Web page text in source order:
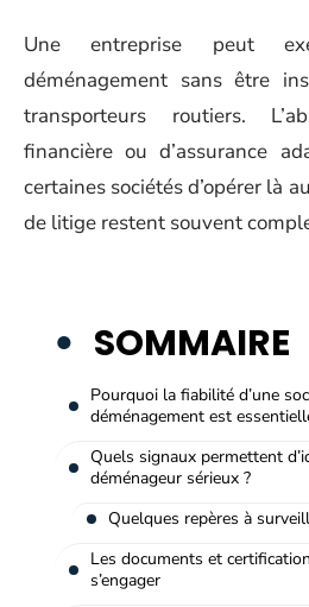
Une entreprise peut
déménagement sans être
transporteurs routiers.
financière ou d’assurance
certaines sociétés d’opérer là
de litige restent souvent
SOMMAIRE
Pourquoi la fiabilité d’une
déménagement est
Quels signaux permettent
déménageur sérieux ?
Quelques repères à
Les documents et
s’engager